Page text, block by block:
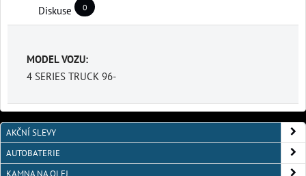
Diskuse 0
MODEL VOZU:
4 SERIES TRUCK 96-
AKČNÍ SLEVY
AUTOBATERIE
KAMNA NA OLEJ